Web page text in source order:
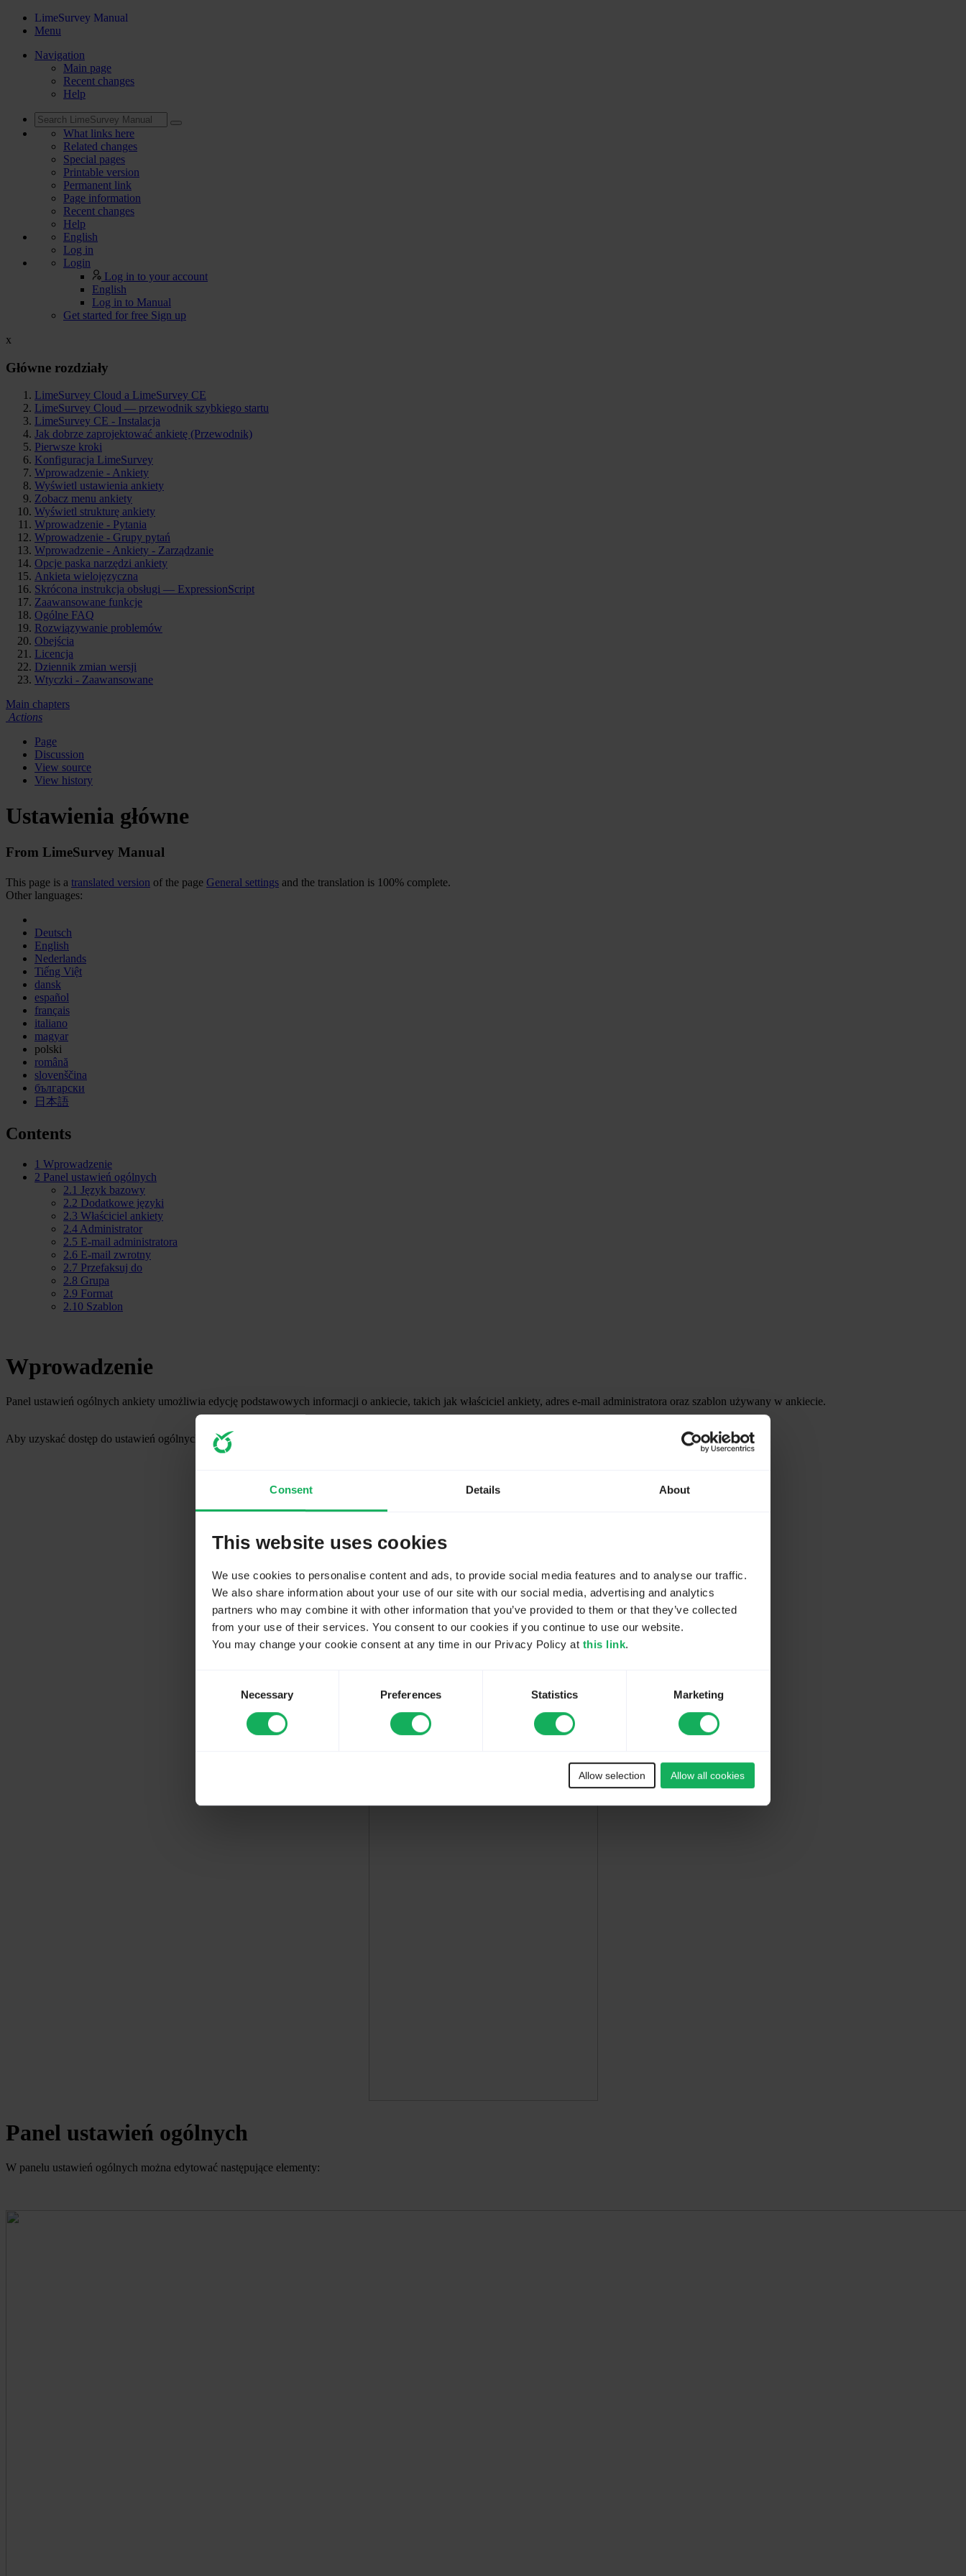
Consent Details About
This website uses cookies
We use cookies to personalise content and ads, to provide social media features and to analyse our traffic.
We also share information about your use of our site with our social media, advertising and analytics
partners who may combine it with other information that you’ve provided to them or that they’ve collected
from your use of their services. You consent to our cookies if you continue to use our website.
You may change your cookie consent at any time in our Privacy Policy at this link.
Necessary Preferences Statistics Marketing
Allow selection Allow all cookies
LimeSurvey Manual
Menu
Navigation
Main page
Recent changes
Help
What links here
Related changes
Special pages
Printable version
Permanent link
Page information
Recent changes
Help
English
Log in
Login
Log in to your account
English
Log in to Manual
Get started for free Sign up
x
Główne rozdziały
LimeSurvey Cloud a LimeSurvey CE
LimeSurvey Cloud — przewodnik szybkiego startu
LimeSurvey CE - Instalacja
Jak dobrze zaprojektować ankietę (Przewodnik)
Pierwsze kroki
Konfiguracja LimeSurvey
Wprowadzenie - Ankiety
Wyświetl ustawienia ankiety
Zobacz menu ankiety
Wyświetl strukturę ankiety
Wprowadzenie - Pytania
Wprowadzenie - Grupy pytań
Wprowadzenie - Ankiety - Zarządzanie
Opcje paska narzędzi ankiety
Ankieta wielojęzyczna
Skrócona instrukcja obsługi — ExpressionScript
Zaawansowane funkcje
Ogólne FAQ
Rozwiązywanie problemów
Obejścia
Licencja
Dziennik zmian wersji
Wtyczki - Zaawansowane
Main chapters
Actions
Page
Discussion
View source
View history
Ustawienia główne
From LimeSurvey Manual
This page is a translated version of the page General settings and the translation is 100% complete.
Other languages:
Deutsch
English
Nederlands
Tiếng Việt
dansk
español
français
italiano
magyar
polski
română
slovenščina
български
日本語
Contents
1 Wprowadzenie
2 Panel ustawień ogólnych
2.1 Język bazowy
2.2 Dodatkowe języki
2.3 Właściciel ankiety
2.4 Administrator
2.5 E-mail administratora
2.6 E-mail zwrotny
2.7 Przefaksuj do
2.8 Grupa
2.9 Format
2.10 Szablon
Wprowadzenie
Panel ustawień ogólnych ankiety umożliwia edycję podstawowych informacji o ankiecie, takich jak właściciel ankiety, adres e-mail administratora oraz szablon używany w ankiecie.
Aby uzyskać dostęp do ustawień ogólnych, kliknij zakładkę „Ustawienia” i kliknij „Ustawienia ogólne”.
Panel ustawień ogólnych
W panelu ustawień ogólnych można edytować następujące elementy: